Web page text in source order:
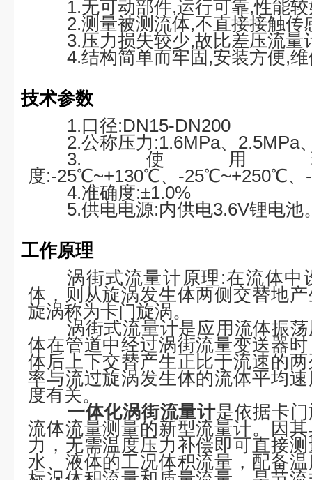
1.无可动部件,运行可靠,性能
2.测量被测流体,不直接接触传
3.压力损失较少,故比差压流量
4.结构简单而牢固,安装方便,
技术参数
1.口径:DN15-DN200
2.公称压力:1.6MPa、2.5MPa
3.使用
度:-25℃~+130℃、-25℃~+250℃
4.准确度:±1.0%
5.供电电源:内供电3.6V锂电池
工作原理
涡街式流量计原理:在流体中
体，则从旋涡发生体两侧交替地
旋涡称为卡门旋涡。
涡街式流量计是应用流体振
体在管道中经过涡街流量变送器
体后上下交替产生正比于流速的
率与流过旋涡发生体的流体平均
度有关。
一体化涡街流量计是依据卡
流体流量测量的新型流量计。因
力，无需温度压力补偿即可直接
水、液体的工况体积流量，配备